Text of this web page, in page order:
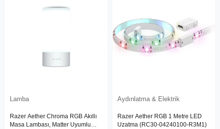
Lamba
Razer Aether Chroma RGB Akıllı
Masa Lambası, Matter Uyumlu
Aydınlatma & Elektrik
Razer Aether RGB 1 Metre LED
Uzatma (RC30-04240100-R3M1)